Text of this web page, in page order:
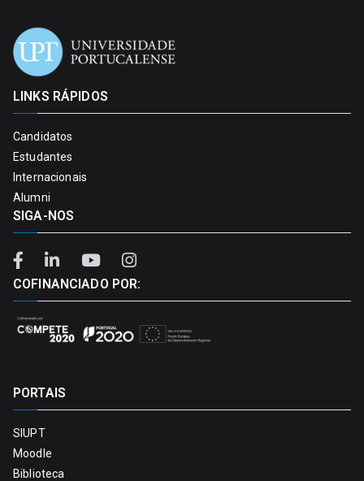
LINKS RÁPIDOS
Candidatos
Estudantes
Internacionais
Alumni
SIGA-NOS
COFINANCIADO POR:
PORTAIS
SIUPT
Moodle
Biblioteca